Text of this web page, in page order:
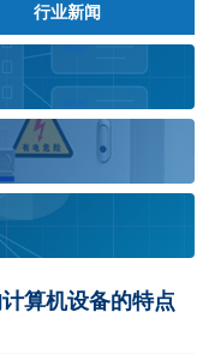
行业新闻
算机设备的特点